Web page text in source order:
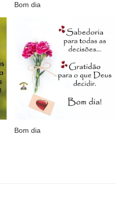
Bom dia
Bom dia